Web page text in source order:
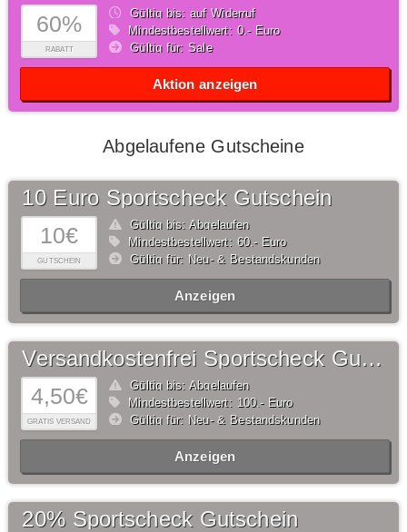
60%
RABATT
Gültig bis: auf Widerruf
Mindestbestellwert: 0,- Euro
Gültig für: Sale
Aktion anzeigen
Abgelaufene Gutscheine
10€
GUTSCHEIN
10 Euro Sportscheck Gutschein
Gültig bis: Abgelaufen
Mindestbestellwert: 60,- Euro
Gültig für: Neu- & Bestandskunden
Anzeigen
4,50€
GRATIS VERSAND
Versandkostenfrei Sportscheck Gutschein
Gültig bis: Abgelaufen
Mindestbestellwert: 100,- Euro
Gültig für: Neu- & Bestandskunden
Anzeigen
20% Sportscheck Gutschein